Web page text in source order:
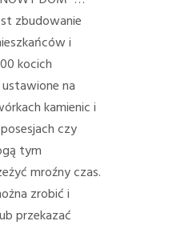
zbudowanie
w i
kocich
na
kamienic i
czy
tym
mroźny czas.
zrobić i
przekazać